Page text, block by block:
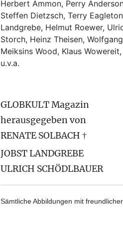
Herbert Ammon, Perry
Steffen Dietzsch, Terry
Landgrebe, Helmut Roewer,
Storch, Heinz Theisen,
Meiksins Wood, Klaus
u.v.a.
GLOBKULT Magazin
herausgegeben von
RENATE SOLBACH †
JOBST LANDGREBE
ULRICH SCHÖDLBAUER
Sämtliche Abbildungen mit